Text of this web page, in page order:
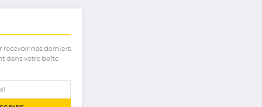
recevoir nos derniers
dans votre boîte